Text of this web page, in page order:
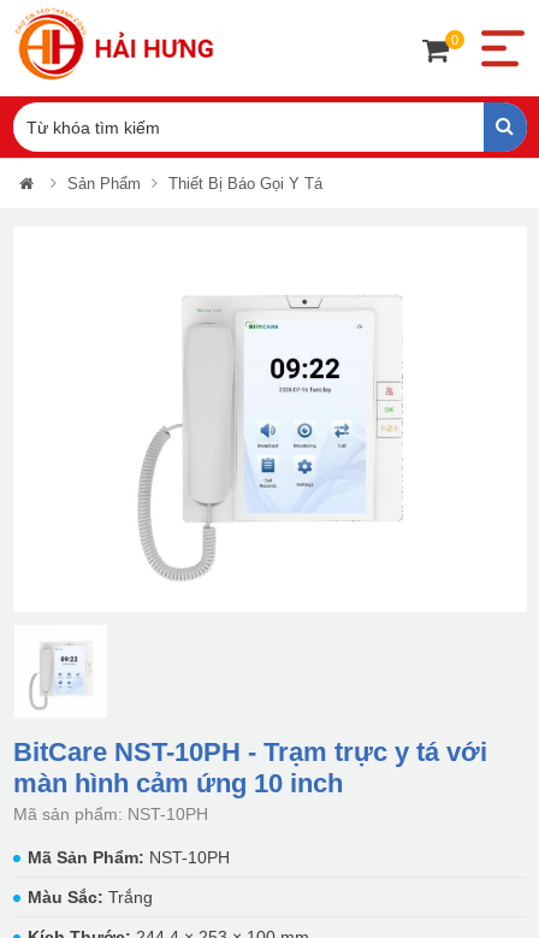
0
Sản Phẩm Thiết Bị Báo Gọi Y Tá
BitCare NST-10PH - Trạm trực y tá với
màn hình cảm ứng 10 inch
Mã sản phẩm: NST-10PH
Mã Sản Phẩm: NST-10PH
Màu Sắc: Trắng